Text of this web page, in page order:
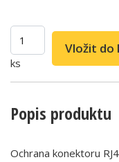
ks
Popis produktu
Ochrana konektoru